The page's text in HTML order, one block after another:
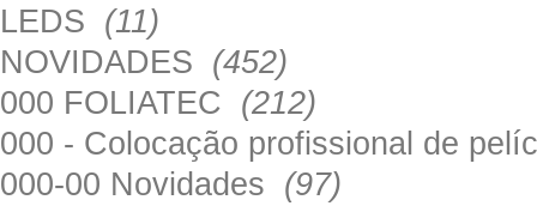
LEDS (11)
NOVIDADES (452)
000 FOLIATEC (212)
000 - Colocação profissional de
000-00 Novidades (97)